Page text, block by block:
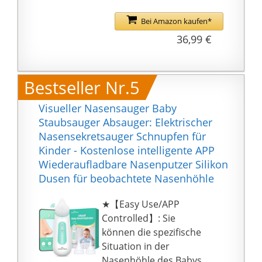
sich immer um das
gesunde Wachstum
von Neugeborenen und
keine Kompromisse ein.
🎀【Beruhigende Musik
& Leise Geräusche】
Dieser nasensauger
baby elektrisch mit licht
hat eine Musikfunktion.
Die beruhigende und
fröhliche Musik kann
die Aufmerksamkeit des
lässt es sich
entspannen und dann
eine saubere Nase
genießen. Der
Bei Amazon kaufen*
36,99 €
Bestseller Nr.5
Visueller Nasensauger Baby
Staubsauger Absauger: Elektrischer
Nasensekretsauger Schnupfen für
Kinder - Kostenlose intelligente APP
Wiederaufladbare Nasenputzer Silikon
Dusen für beobachtete Nasenhöhle
★【Easy Use/APP
Controlled】: Sie
können die spezifische
Situation in der